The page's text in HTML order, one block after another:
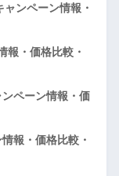
ンペーン情報・
・価格比較・
ペーン情報・価
報・価格比較・